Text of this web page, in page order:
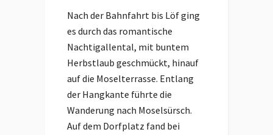
Nach der Bahnfahrt bis Löf ging
es durch das romantische
Nachtigallental, mit buntem
Herbstlaub geschmückt, hinauf
auf die Moselterrasse. Entlang
der Hangkante führte die
Wanderung nach Moselsürsch.
Auf dem Dorfplatz fand bei